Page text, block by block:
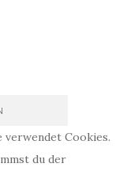
verwendet Cookies.
du der